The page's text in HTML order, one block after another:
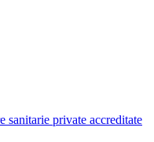
sanitarie private accreditate